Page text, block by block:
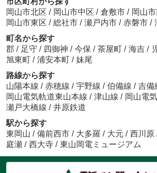
約451m／6分
なかとう内科小児科医院
鈴木一成
鈴木一成
岡山市北区 / 岡山市中区 / 倉敷市 / 岡山
岡山市東区 / 総社市 / 瀬戸内市 / 赤磐市 /
町名から探す
郡 / 足守 / 四御神 / 今保 / 茶屋町 / 海吉 /
旭東町 / 浦安本町 / 妹尾
路線から探す
山陽本線 / 赤穂線 / 宇野線 / 伯備線 / 吉備
岡山電気軌道東山本線 / 津山線 / 岡山電
瀬戸大橋線 / 井原鉄道
駅から探す
東岡山 / 備前西市 / 大多羅 / 大元 / 西川原
庭瀬 / 西大寺 / 東山岡電ミュージアム